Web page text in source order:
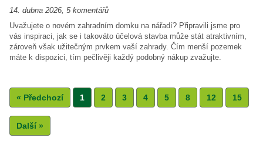
14. dubna 2026 5 komentářů
Uvažujete o novém zahradním domku na nářadí? Připravili jsme pro
vás inspiraci, jak se i takováto účelová stavba může stát atraktivním,
zároveň však užitečným prvkem vaší zahrady. Čím menší pozemek
máte k dispozici, tím pečlivěji každý podobný nákup zvažujte.
« Předchozí 1 2 3 4 5 8 12 15
Další »